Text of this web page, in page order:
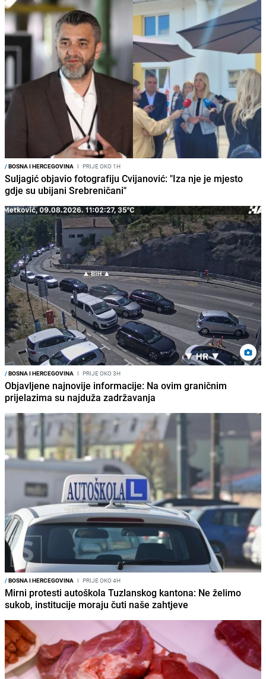
/BOSNA I HERCEGOVINA I PRIJE OKO 1H
Suljagić objavio fotografiju Cvijanović: "Iza nje je mjesto
gdje su ubijani Srebreničani"
/BOSNA I HERCEGOVINA I PRIJE OKO 3H
Objavljene najnovije informacije: Na ovim graničnim
prijelazima su najduža zadržavanja
/BOSNA I HERCEGOVINA I PRIJE OKO 4H
Mirni protesti autoškola Tuzlanskog kantona: Ne želimo
sukob, institucije moraju čuti naše zahtjeve